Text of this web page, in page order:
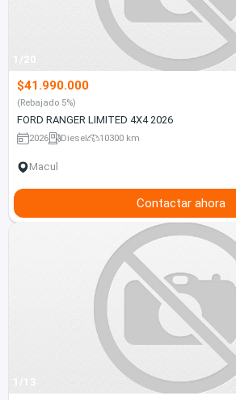
1/20
$41.990.000
(Rebajado 5%)
FORD RANGER LIMITED 4X4 2026
2026 Diesel 10300 km
Macul
Contactar ahora
1/13